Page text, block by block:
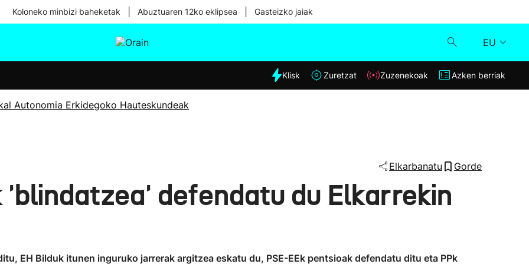
Koloneko minbizi baheketak Abuztuaren 12ko eklipsea Gasteizko jaiak
EU
Eguraldia
Klisk
Azken berriak
Klisk Zuretzat Zuzenekoak Azken berriak
Autonomia Erkidegoko Hauteskundeak
Elkarbanatu Gorde
'blindatzea' defendatu du Elkarrekin
EH Bilduk itunen inguruko jarrerak argitzea eskatu du, PSE-EEk pentsioak defendatu ditu eta PPk